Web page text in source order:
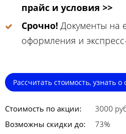
прайс и условия >>
Срочно! Документы на
оформления и
Рассчитать стоимость, узнать о
Стоимость по акции:
3000
Возможны скидки до:
73%